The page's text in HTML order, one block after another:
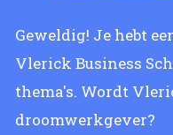
Geweldig! Je hebt
Vlerick Business
thema's. Wordt
droomwerkgever?